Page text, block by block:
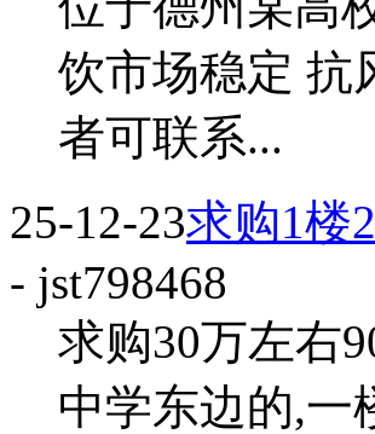
饮市场稳定 抗
者可联系...
25-12-23求购1楼
- jst798468
求购30万左右
中学东边的,一